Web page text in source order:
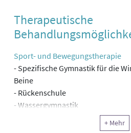
Therapeutische
Sport- und Bewegungstherapie
- Spezifische Gymnastik für die
Beine
- Rückenschule
- Wassergymnastik
- Medizinische Trainingstherapie
+ Mehr